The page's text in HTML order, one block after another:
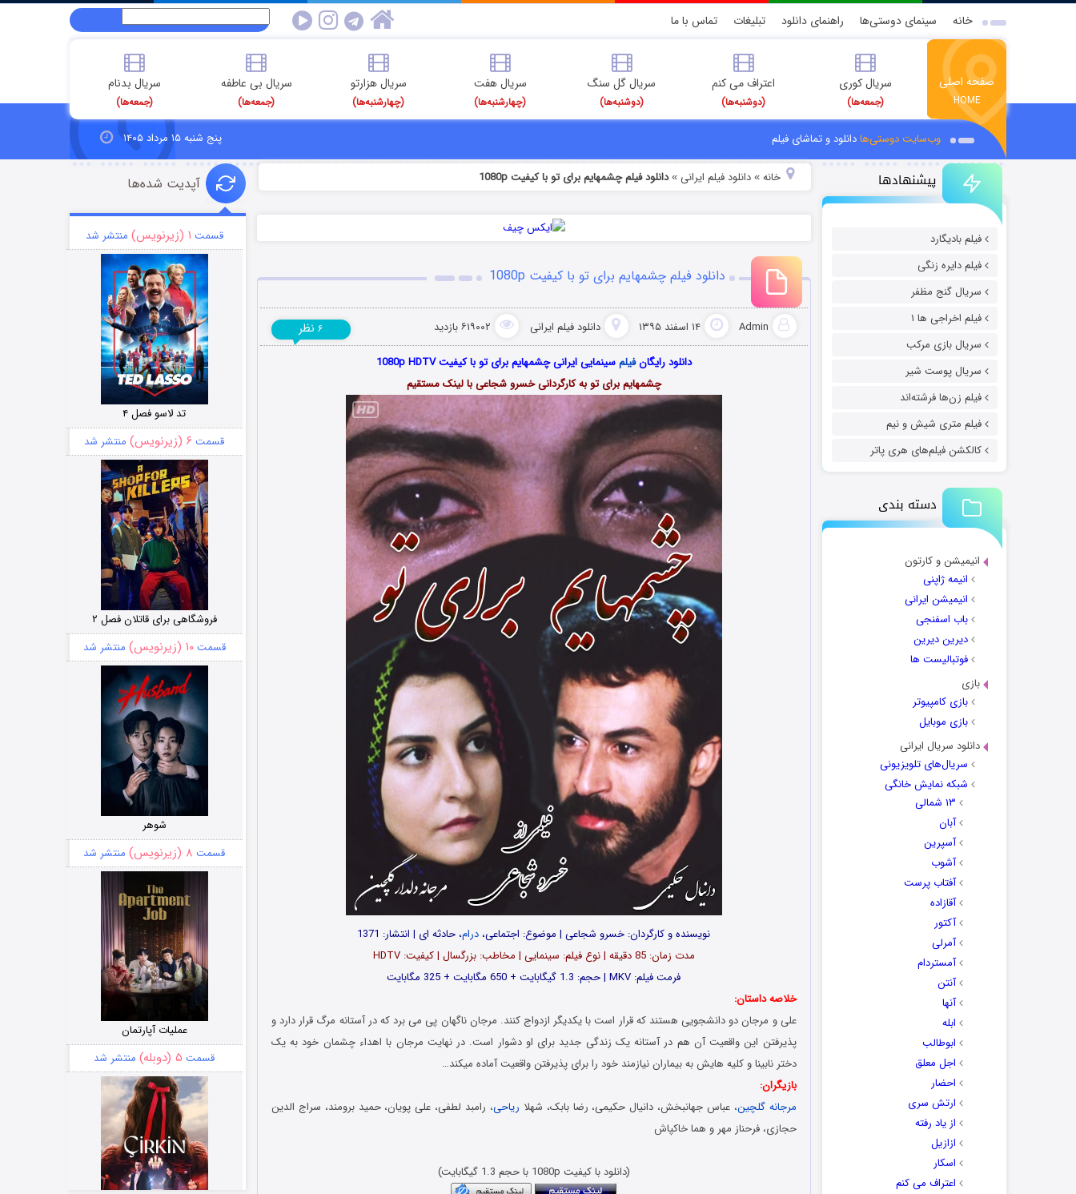
خانه سینمای دوستی‌ها راهنمای دانلود تبلیغات تماس با ما
صفحه اصلی
HOME
سریال کوری
(جمعه‌ها)
اعتراف می کنم
(دوشنبه‌ها)
سریال گل سنگ
(دوشنبه‌ها)
سریال هفت
(چهارشنبه‌ها)
سریال هزارتو
(چهارشنبه‌ها)
سریال بی عاطفه
(جمعه‌ها)
سریال بدنام
(جمعه‌ها)
وب‌سایت دوستی‌هادانلود و تماشای فیلم پنج شنبه ۱۵ مرداد ۱۴۰۵
پیشنهادها
فیلم بادیگارد
فیلم دایره زنگی
سریال گنج مظفر
فیلم اخراجی ها ۱
سریال بازی مرکب
سریال پوست شیر
فیلم زن‌ها فرشته‌اند
فیلم متری شیش و نیم
کالکشن فیلم‌های هری پاتر
دسته بندی
انیمیشن و کارتون
انیمه ژاپنی
انیمیشن ایرانی
باب اسفنجی
دیرین دیرین
فوتبالیست ها
بازی
بازی کامپیوتر
بازی موبایل
دانلود سریال ایرانی
سریال‌های تلویزیونی
شبکه نمایش خانگی
۱۳ شمالی
آبان
آسپرین
آشوب
آفتاب پرست
آقازاده
آکتور
آمرلی
آمستردام
آنتن
آنها
ابله
ابوطالب
اجل معلق
احضار
ارتش سری
از یاد رفته
ازازیل
اسکار
اعتراف می کنم
خانه» دانلود فیلم‌ ایرانی »دانلود فیلم چشمهایم برای تو با کیفیت 1080p
دانلود فیلم چشمهایم برای تو با کیفیت 1080p
Admin ۱۴ اسفند ۱۳۹۵ دانلود فیلم‌ ایرانی ۶۱۹۰۰۲ بازدید ۶ نظر
دانلود رایگانفیلمسینمایی ایرانی چشمهایم برای تو با کیفیت1080p HDTV
چشمهایم برای تو به کارگردانی خسرو شجاعی با لینک مستقیم
نویسنده و کارگردان: خسرو شجاعی | موضوع: اجتماعی، درام، حادثه ای | انتشار: 1371
مدت زمان: 85 دقیقه | نوع فیلم: سینمایی | مخاطب: بزرگسال | کیفیت: HDTV
فرمت فیلم: MKV | حجم: 1.3 گیگابایت + 650 مگابایت + 325 مگابایت
خلاصه داستان:
علی و مرجان دو دانشجویی هستند که قرار است با یکدیگر ازدواج کنند. مرجان ناگهان پی می برد که در آستانه مرگ قرار دارد و
پذیرفتن این واقعیت آن هم در آستانه یک زندگی جدید برای او دشوار است. در نهایت مرجان با اهداء چشمان خود به یک
دختر نابینا و کلیه هایش به بیماران نیازمند خود را برای پذیرفتن واقعیت آماده میکند…
بازیگران:
مرجانه گلچین، عباس جهانبخش، دانیال حکیمی، رضا بابک، شهلا ریاحی، رامبد لطفی، علی پویان، حمید برومند، سراج الدین
حجازی، فرحناز مهر و هما خاکپاش
(دانلود با کیفیت 1080p با حجم 1.3 گیگابایت)
آپدیت شده‌ها
قسمت ۱ (زیرنویس) منتشر شد
تد لاسو فصل ۴
قسمت ۶ (زیرنویس) منتشر شد
فروشگاهی برای قاتلان فصل ۲
قسمت۱۰ (زیرنویس) منتشر شد
شوهر
قسمت ۸ (زیرنویس) منتشر شد
عملیات آپارتمان
قسمت ۵ (دوبله) منتشر شد